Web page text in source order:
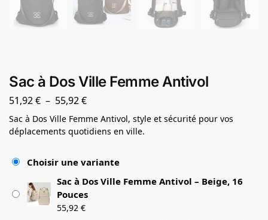
Sac à Dos Ville Femme Antivol
51,92€ – 55,92€
Sac à Dos Ville Femme Antivol, style et sécurité pour vos
déplacements quotidiens en ville.
Choisir une variante
Sac à Dos Ville Femme Antivol – Beige, 16
Pouces
55,92 €